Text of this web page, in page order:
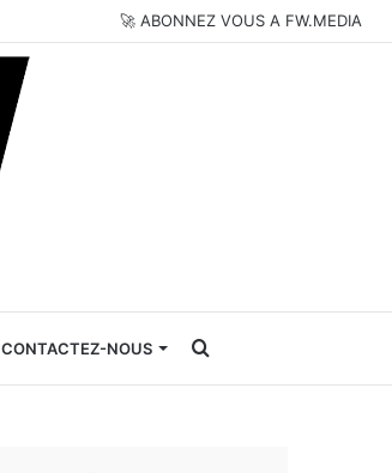
🚀 ABONNEZ VOUS A FW.MEDIA
CONTACTEZ-NOUS Rechercher